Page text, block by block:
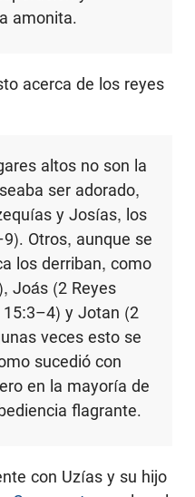
amonita.
acerca de los reyes
altos no son la
ser adorado,
y Josías, los
Otros, aunque se
los derriban, como
Joás (2 Reyes
15:3–4) y Jotan (2
veces esto se
sucedió con
en la mayoría de
flagrante.
con Uzías y su hijo